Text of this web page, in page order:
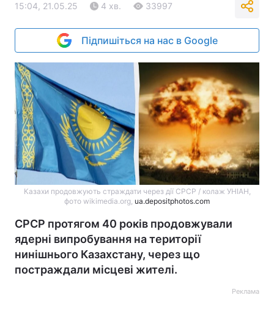
15:04, 21.05.25 4 хв. 33997
Підпишіться на нас в Google
Казахи продовжують страждати через дії СРСР / колаж УНІАН,
фото wikimedia.org, ua.depositphotos.com
СРСР протягом 40 років продовжували
ядерні випробування на території
нинішнього Казахстану, через що
постраждали місцеві жителі.
Реклама